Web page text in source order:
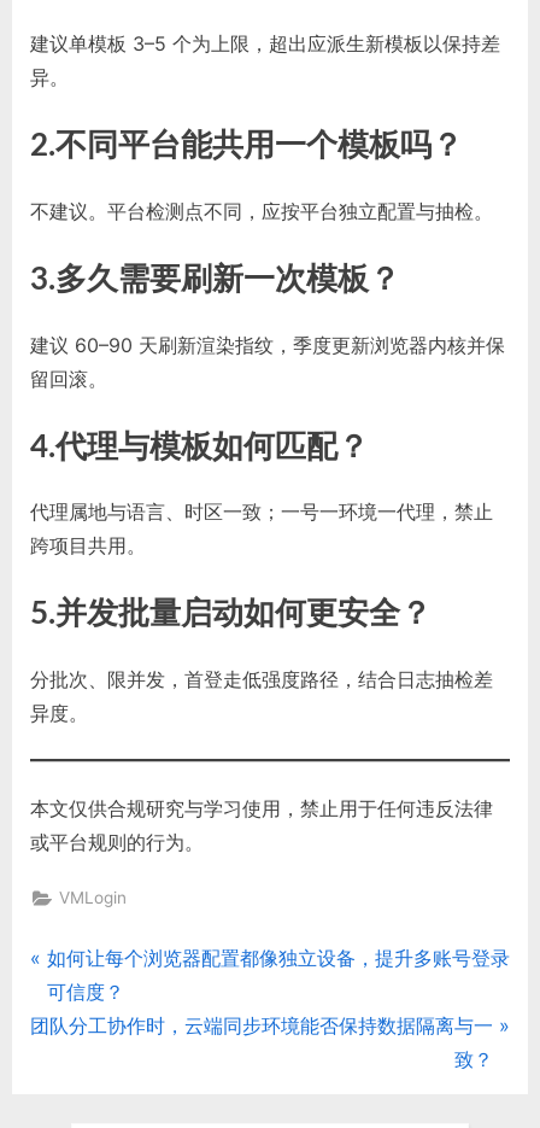
建议单模板 3–5 个为上限，超出应派生新模板以保持差
异。
2.不同平台能共用一个模板吗？
不建议。平台检测点不同，应按平台独立配置与抽检。
3.多久需要刷新一次模板？
建议 60–90 天刷新渲染指纹，季度更新浏览器内核并保
留回滚。
4.代理与模板如何匹配？
代理属地与语言、时区一致；一号一环境一代理，禁止
跨项目共用。
5.并发批量启动如何更安全？
分批次、限并发，首登走低强度路径，结合日志抽检差
异度。
本文仅供合规研究与学习使用，禁止用于任何违反法律
或平台规则的行为。
VMLogin
文
章
P
r
e
如何让每个浏览器配置都像独立设备，提升多账号登录
可信度？
N
团队分工协作时，云端同步环境能否保持数据隔离与一
致？